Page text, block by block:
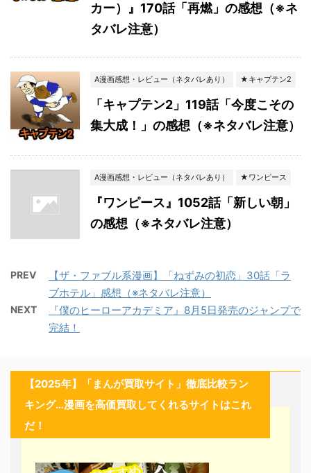
カー）』170話「再燃」の感想（※ネ
タバレ注意）
A漫画感想・レビュー（ネタバレあり） ★キャプテン2
「キャプテン2」119話「今度こその
集大成！」の感想（※ネタバレ注意）
A漫画感想・レビュー（ネタバレあり） ★ワンピース
『ワンピース』1052話「新しい朝」
の感想（※ネタバレ注意）
PREV
【ザ・ファブル系漫画】「ねずみの初恋」30話「ラ
ブホテル」感想（※ネタバレ注意）
NEXT
『僕のヒーローアカデミア』8月5日発売のジャンプで
完結！
【2025年】「まんが買取サイト」徹底比較ラン
キング…漫画を高価買取してくれるサイトはこれ
だ！